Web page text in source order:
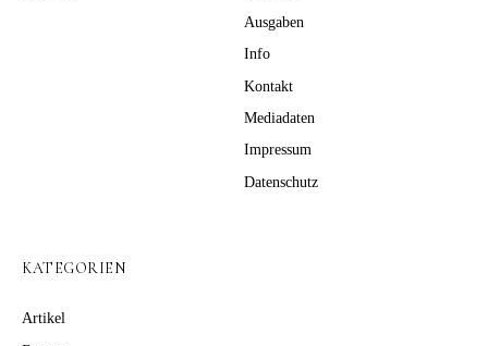
Ausgaben
Info
Kontakt
Mediadaten
Impressum
Datenschutz
KATEGORIEN
Artikel